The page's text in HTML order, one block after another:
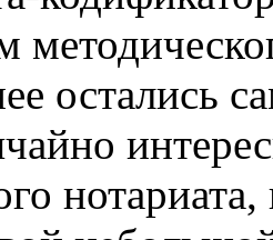
остались